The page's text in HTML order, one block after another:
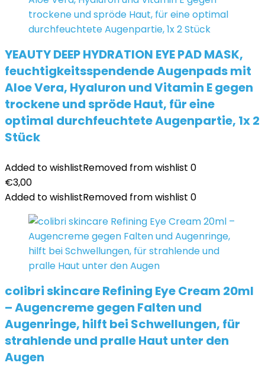
YEAUTY DEEP HYDRATION EYE PAD MASK,
feuchtigkeitsspendende Augenpads mit
Aloe Vera, Hyaluron und Vitamin E gegen
trockene und spröde Haut, für eine
optimal durchfeuchtete Augenpartie, 1x 2
Stück
Added to wishlistRemoved from wishlist 0
€3,00
Added to wishlistRemoved from wishlist 0
colibri skincare Refining Eye Cream 20ml
– Augencreme gegen Falten und
Augenringe, hilft bei Schwellungen, für
strahlende und pralle Haut unter den
Augen